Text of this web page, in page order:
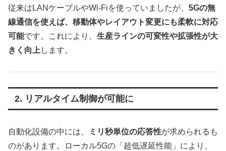
従来はLANケーブルやWi-Fiを使っていましたが、 5Gの無
線通信を使えば、移動体やレイアウト変更にも柔軟に対応
可能です。これにより、 生産ラインの可変性や拡張性が大
きく向上 します。
2. リアルタイム制御が可能に
自動化設備の中には、 ミリ秒単位の応答性が求められるも
のがあります。ローカル5Gの「超低遅延性能」により、